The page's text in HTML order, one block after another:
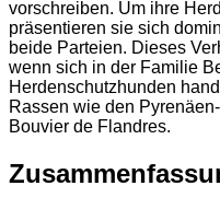
vorschreiben. Um ihre
präsentieren sie sich
beide Parteien. Dieses
wenn sich in der Familie
Herdenschutzhunden
Rassen wie den
Bouvier de Flandres.